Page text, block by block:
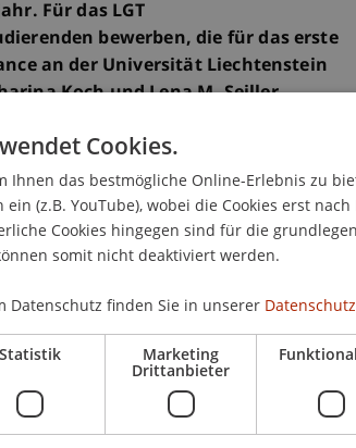
Für das LGT
bewerben, die für das erste
an der Universität Liechtenstein
Koch und Lena M. Seiller
Verlauf ihres Bachelorstudiengangs
und Leistungsbereitschaft
Innovative Finance im Rahmen des
die Studiengebühren der
Freude, ambitionierte und junge
in ihrer Entwicklung zu unterstützen
der Universität in Liechtenstein sehr»,
Cookies.
Ihnen das bestmögliche Online-Erlebnis zu
(z.B. YouTube), wobei die Cookies erst
Cookies hingegen sind für die
somit nicht deaktiviert werden.
Datenschutz finden Sie in unserer
Statistik Marketing
Drittanbieter